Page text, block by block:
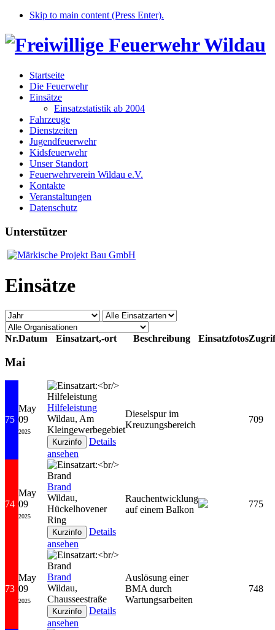
Skip to main content (Press Enter).
Startseite
Die Feuerwehr
Einsätze
Einsatzstatistik ab 2004
Fahrzeuge
Dienstzeiten
Jugendfeuerwehr
Kidsfeuerwehr
Unser Standort
Feuerwehrverein Wildau e.V.
Kontakte
Veranstaltungen
Datenschutz
Unterstützer
Einsätze
Nr.Datum Einsatzart,-ort Beschreibung Einsatzfotos
Mai
75
May
09
2025
Hilfeleistung
Wildau, Am
Kleingewerbegebiet
Details
ansehen
Dieselspur im
Kreuzungsbereich
709
74
May
09
2025
Brand
Wildau,
Hückelhovener
Ring
Details
ansehen
Rauchentwicklung
auf einem Balkon
775
73
May
09
2025
Brand
Wildau,
Chausseestraße
Details
ansehen
Auslösung einer
BMA durch
Wartungsarbeiten
748